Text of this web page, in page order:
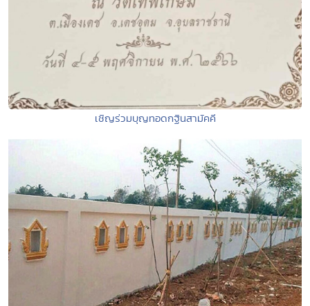
เชิญร่วมบุญทอดกฐินสามัคคี